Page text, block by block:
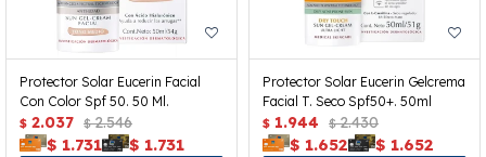
Protector Solar Eucerin Facial
Con Color Spf 50. 50 Ml.
$ 2.037 $ 2.546
$ 1.731 $ 1.731
Protector Solar Eucerin Gelcrema
Facial T. Seco Spf50+. 50ml
$ 1.944 $ 2.430
$ 1.652 $ 1.652